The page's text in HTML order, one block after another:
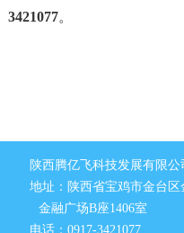
3421077。
陕西腾亿飞科技发展有限公
地址：陕西省宝鸡市金台区
金融广场B座1406室
电话：0917-3421077